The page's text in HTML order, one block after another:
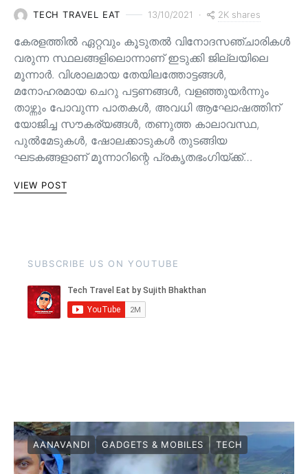
TECH TRAVEL EAT 13/10/2021 2K shares
കേരളത്തിൽ ഏറ്റവും കൂടുതൽ വിനോദസഞ്ചാരികൾ
വരുന്ന സ്ഥലങ്ങളിലൊന്നാണ് ഇടുക്കി ജില്ലയിലെ
മൂന്നാർ. വിശാലമായ തേയിലത്തോട്ടങ്ങള്‍,
മനോഹരമായ ചെറു പട്ടണങ്ങള്‍, വളഞ്ഞുയര്‍ന്നും
താഴ്ന്നും പോവുന്ന പാതകള്‍, അവധി ആഘോഷത്തിന്
യോജിച്ച സൗകര്യങ്ങള്‍, തണുത്ത കാലാവസ്ഥ,
പുൽമേടുകൾ, ഷോലക്കാടുകൾ തുടങ്ങിയ
ഘടകങ്ങളാണ് മൂന്നാറിന്റെ പ്രകൃതഭംഗിയ്ക്ക്…
VIEW POST
SUBSCRIBE US ON YOUTUBE
AANAVANDI GADGETS & MOBILES TECH